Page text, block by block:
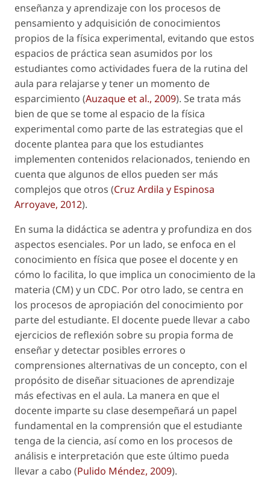
enseñanza y aprendizaje con los procesos de
pensamiento y adquisición de conocimientos
propios de la física experimental, evitando que estos
espacios de práctica sean asumidos por los
estudiantes como actividades fuera de la rutina del
aula para relajarse y tener un momento de
esparcimiento (Auzaque et al., 2009). Se trata más
bien de que se tome al espacio de la física
experimental como parte de las estrategias que el
docente plantea para que los estudiantes
implementen contenidos relacionados, teniendo en
cuenta que algunos de ellos pueden ser más
complejos que otros (Cruz Ardila y Espinosa
Arroyave, 2012).
En suma la didáctica se adentra y profundiza en dos
aspectos esenciales. Por un lado, se enfoca en el
conocimiento en física que posee el docente y en
cómo lo facilita, lo que implica un conocimiento de la
materia (CM) y un CDC. Por otro lado, se centra en
los procesos de apropiación del conocimiento por
parte del estudiante. El docente puede llevar a cabo
ejercicios de reflexión sobre su propia forma de
enseñar y detectar posibles errores o
comprensiones alternativas de un concepto, con el
propósito de diseñar situaciones de aprendizaje
más efectivas en el aula. La manera en que el
docente imparte su clase desempeñará un papel
fundamental en la comprensión que el estudiante
tenga de la ciencia, así como en los procesos de
análisis e interpretación que este último pueda
llevar a cabo (Pulido Méndez, 2009).